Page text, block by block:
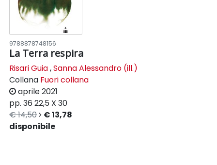
9788878748156
La Terra respira
Risari Guia,Sanna Alessandro (ill.)
Collana Fuori collana
aprile 2021
pp. 36 22,5 X 30
€ 14,50
€ 13,78
disponibile